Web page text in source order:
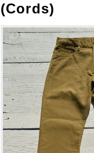
(Cords)